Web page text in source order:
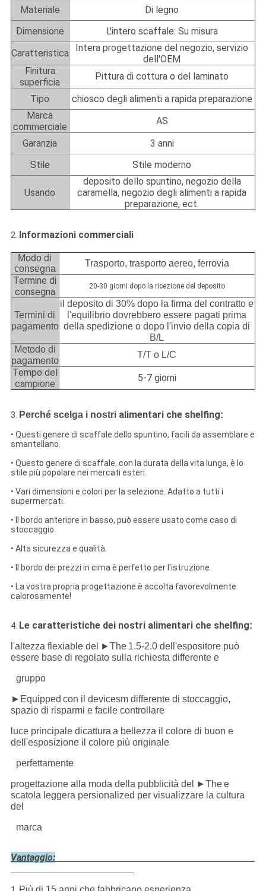
Materiale
Di legno
Dimensione
L'intero scaffale: Su misura
Caratteristica
Intera progettazione del negozio, servizio
dell'OEM
Finitura
superficia
Pittura di cottura o del laminato
Tipo
chiosco degli alimenti a rapida preparazione
Marca
commerciale
AS
Garanzia
3 anni
Stile
Stile moderno
Usando
deposito dello spuntino, negozio della
caramella, negozio degli alimenti a rapida
preparazione, ect.
2. Informazioni commerciali
Modo di
consegna
Trasporto, trasporto aereo, ferrovia
Termine di
consegna
20-30 giorni dopo la ricezione del deposito
Termini di
pagamento
il deposito di 30% dopo la firma del contratto e
l'equilibrio dovrebbero essere pagati prima
della spedizione o dopo l'invio della copia di
B/L
Metodo di
pagamento
T/T o L/C
Tempo del
campione
5-7 giorni
3. Perché scelga i nostri alimentari che shelfing:
• Questi genere di scaffale dello spuntino, facili da assemblare e
smantellano.
• Questo genere di scaffale, con la durata della vita lunga, è lo
stile più popolare nei mercati esteri.
• Vari dimensioni e colori per la selezione. Adatto a tutti i
supermercati.
•
Il bordo anteriore in basso, può essere usato come caso di
stoccaggio.
• Alta sicurezza e qualità.
•
Il bordo dei prezzi in cima è perfetto per l'istruzione.
• La vostra propria progettazione è accolta favorevolmente
calorosamente!
4. Le caratteristiche dei nostri alimentari che shelfing:
l'altezza flexiable del ►The 1.5-2.0 dell'espositore può
essere base di regolato sulla richiesta differente e
gruppo
►Equipped con il devicesm differente di stoccaggio,
spazio di risparmi e facile controllare
luce principale dicatturaa bellezza il colore di buon e
dell'esposizione il colore più originale
perfettamente
progettazione alla moda della pubblicità del ►Thee
scatola leggera persionalized per visualizzare la cultura
del
marca
Vantaggio: